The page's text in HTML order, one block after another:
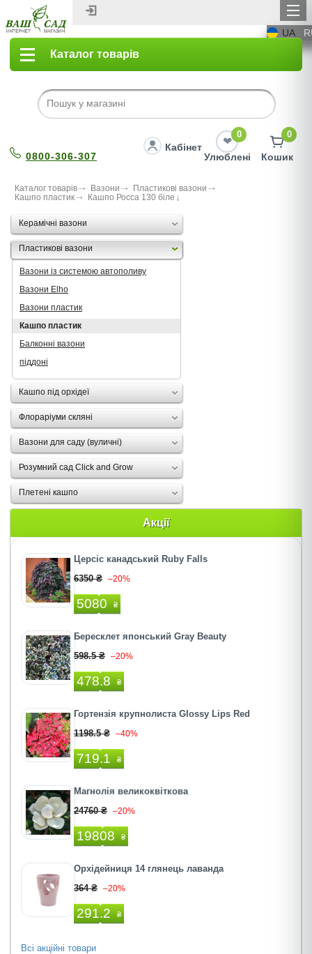
UA
Каталог товарів
0800-306-307
Кабінет
0
Улюблені
0
Кошик
Каталог товарів Вазони
Пластикові вазони
Кашпо пластик
Кашпо Росса 130 біле
Керамічні вазони
Пластикові вазони
Вазони із системою автополиву
Вазони Elho
Вазони пластик
Кашпо пластик
Балконні вазони
піддоні
Кашпо під орхідеї
Флораріуми скляні
Вазони для саду (вуличні)
Розумний сад Click and Grow
Плетені кашпо
Акції
Церсіс канадський Ruby Falls
6350 ₴ –20%
5080 ₴
Бересклет японський Gray Beauty
598.5 ₴ –20%
478.8 ₴
Гортензія крупнолиста Glossy Lips Red
1198.5 ₴ –40%
719.1 ₴
Магнолія великоквіткова
24760 ₴ –20%
19808 ₴
Орхідейниця 14 глянець лаванда
364 ₴ –20%
291.2 ₴
Всі акційні товари